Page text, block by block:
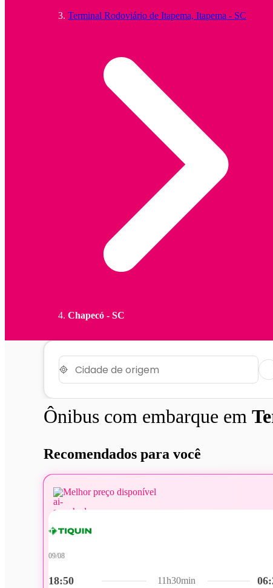
Terminal Rodoviário de Itapema, Itapema - SC
Chapecó - SC
Ônibus com embarque em
Recomendados para você
Melhor preço disponível
18:50
09/08
11h30min